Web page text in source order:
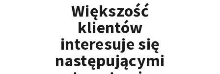
Większość
klientów
interesuje się
następującymi